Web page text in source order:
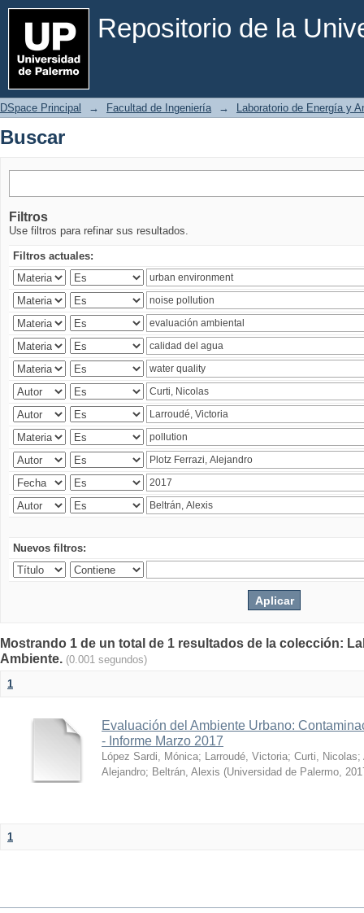
Repositorio de la
Buscar
DSpace Principal → Facultad de Ingeniería → Laboratorio de Energía y
Buscar
Filtros
Use filtros para refinar sus resultados.
Filtros actuales:
Nuevos filtros:
Mostrando 1 de un total de 1 resultados de la colección:
Ambiente. (0.001 segundos)
1
Evaluación del Ambiente Urbano:
- Informe Marzo 2017
López Sardi, Mónica; Larroudé, Victoria; Curti, Nicolas;
Alejandro; Beltrán, Alexis (Universidad de Palermo,
1